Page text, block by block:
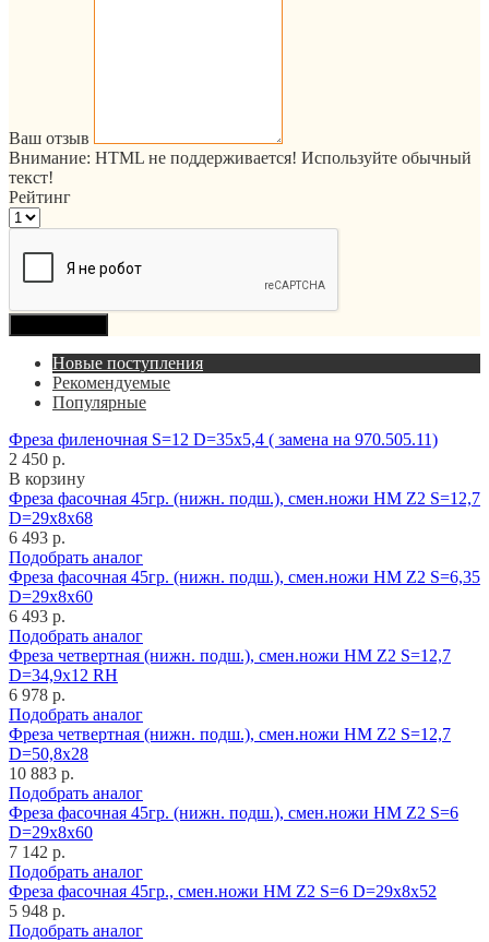
Ваш отзыв
Внимание: HTML не поддерживается! Используйте обычный
текст!
Рейтинг
Новые поступления
Рекомендуемые
Популярные
Фреза филеночная S=12 D=35x5,4 ( замена на 970.505.11)
2 450 р.
В корзину
Фреза фасочная 45гр. (нижн. подш.), смен.ножи HM Z2 S=12,7
D=29x8x68
6 493 р.
Подобрать аналог
Фреза фасочная 45гр. (нижн. подш.), смен.ножи HM Z2 S=6,35
D=29x8x60
6 493 р.
Подобрать аналог
Фреза четвертная (нижн. подш.), смен.ножи HM Z2 S=12,7
D=34,9x12 RH
6 978 р.
Подобрать аналог
Фреза четвертная (нижн. подш.), смен.ножи HM Z2 S=12,7
D=50,8x28
10 883 р.
Подобрать аналог
Фреза фасочная 45гр. (нижн. подш.), смен.ножи HM Z2 S=6
D=29x8x60
7 142 р.
Подобрать аналог
Фреза фасочная 45гр., смен.ножи HM Z2 S=6 D=29x8x52
5 948 р.
Подобрать аналог